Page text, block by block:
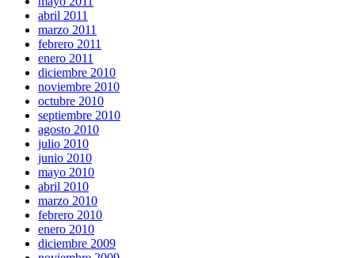
abril 2011
marzo 2011
febrero 2011
enero 2011
diciembre 2010
noviembre 2010
octubre 2010
septiembre 2010
agosto 2010
julio 2010
junio 2010
mayo 2010
abril 2010
marzo 2010
febrero 2010
enero 2010
diciembre 2009